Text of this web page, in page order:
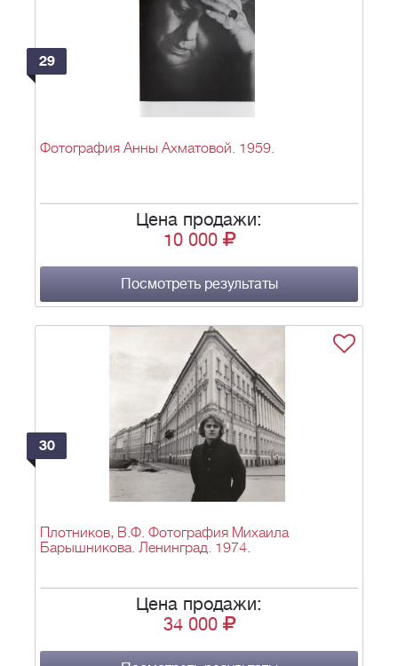
29
Фотография Анны Ахматовой. 1959.
Цена продажи:
10 000
Посмотреть результаты
30
Плотников, В.Ф. Фотография Михаила
Барышникова. Ленинград. 1974.
Цена продажи:
34 000